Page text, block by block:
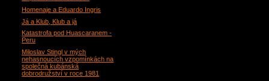
Homenaje a Eduardo Ingris
Já a Klub, Klub a já
Katastrofa pod Huascaranem -
Peru
Miloslav Stingl v mých
nehasnoucích vzpomínkách na
společná kubánská
dobrodružství v roce 1981